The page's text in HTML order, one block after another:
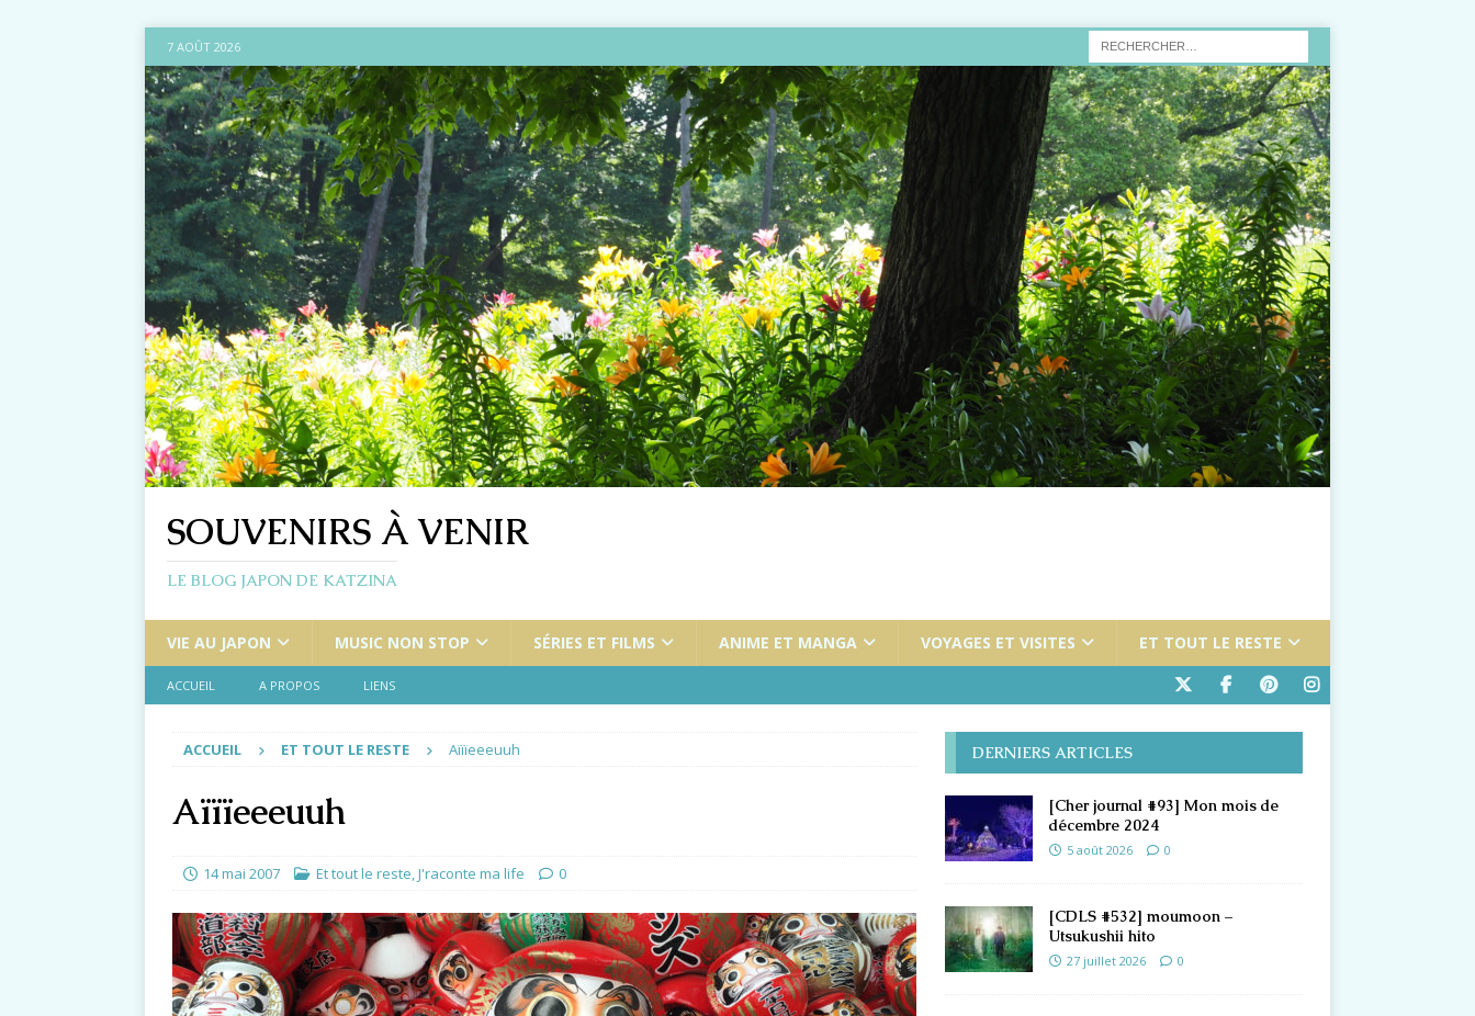
7 AOÛT 2026
SOUVENIRS À VENIR
LE BLOG JAPON DE KATZINA
VIE AU JAPON MUSIC NON STOP SÉRIES ET FILMS ANIME ET MANGA VOYAGES ET VISITES ET TOUT LE RESTE
ACCUEIL A PROPOS LIENS
ACCUEIL ET TOUT LE RESTE Aïïïeeeuuh
Aïïïeeeuuh
14 mai 2007 Et tout le reste,J'raconte ma life 0
DERNIERS ARTICLES
[Cher journal #93] Mon mois de
décembre 2024
5 août 2026 0
[CDLS #532] moumoon –
Utsukushii hito
27 juillet 2026 0